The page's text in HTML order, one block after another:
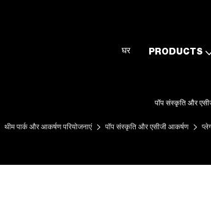
घर PRODUCTS
पॉप संस्कृति और
थीम पार्क और आकर्षण परियोजनाएं पॉप संस्कृति और एसीजी आकर्षण